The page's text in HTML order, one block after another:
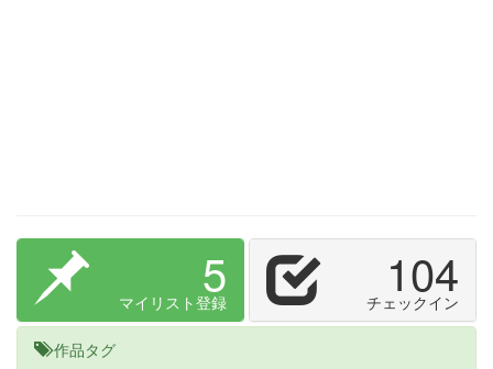
5
マイリスト登録 104
チェックイン
作品タグ